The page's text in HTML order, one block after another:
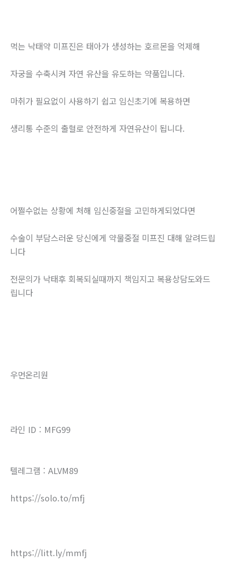
먹는 낙태약 미프진은 태아가 생성하는 호르몬을 억제해
자궁을 수축시켜 자연 유산을 유도하는 약품입니다.
마취가 필요없이 사용하기 쉽고 임신초기에 복용하면
생리통 수준의 출혈로 안전하게 자연유산이 됩니다.
어쩔수없는 상황에 처해 임신중절을 고민하게되었다면
수술이 부담스러운 당신에게 약물중절 미프진 대해 알려드립
니다
전문의가 낙태후 회복되실때까지 책임지고 복용상담도와드
립니다
우먼온리원
라인 ID : MFG99
텔레그램 : ALVM89
https://solo.to/mfj
https://litt.ly/mmfj